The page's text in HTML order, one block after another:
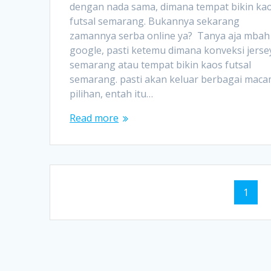
dengan nada sama, dimana tempat bikin
futsal semarang. Bukannya sekarang
zamannya serba online ya? Tanya aja mbah
google, pasti ketemu dimana konveksi
semarang atau tempat bikin kaos futsal
semarang. pasti akan keluar berbagai
pilihan, entah itu…
Read more
Page
1